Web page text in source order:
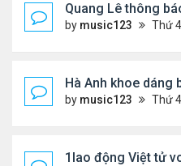
Quang Lê thông
by music123 Thứ 4 Tháng 7 29, 2026 5:52 pm
Hà Anh khoe dáng
by music123 Thứ 4 Tháng 7 29, 2026 5:48 pm
1lao động Việt tử